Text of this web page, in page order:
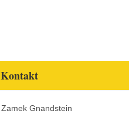
Kontakt
Zamek Gnandstein